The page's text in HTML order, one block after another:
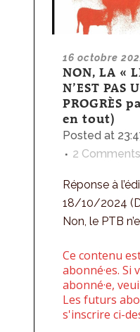
16 octobre
NON, LA «
N’EST PAS
PROGRÈS
en tout)
Posted at
2 Comments
Réponse à
18/10/2024
Non, le PTB
Ce contenu
abonné·es. Si
abonné·e,
Les futurs
s'inscrire ci-